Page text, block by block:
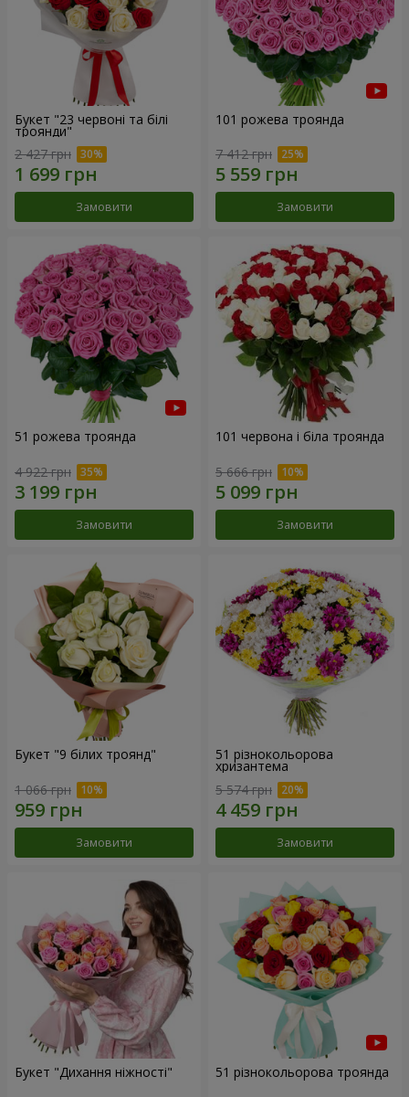
Букет "23 червоні та білі
троянди"
2 427 грн
Замовити
101 рожева троянда
7 412 грн
Замовити
51 рожева троянда
4 922 грн
Замовити
101 червона і біла троянда
5 666 грн
Замовити
Букет "9 білих троянд"
1 066 грн
Замовити
51 різнокольорова
хризантема
5 574 грн
Замовити
Букет "Дихання ніжності" 51 різнокольорова троянда